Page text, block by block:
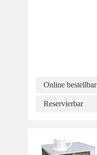
Online bestellbar
Reservierbar